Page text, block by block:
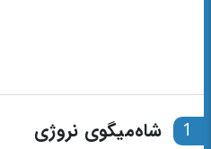
1 شاه‌میگوی نروژی